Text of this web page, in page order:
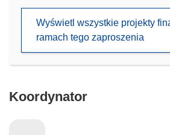
nowym
Wyświetl wszystkie projekty
ramach tego zaproszenia
Koordynator